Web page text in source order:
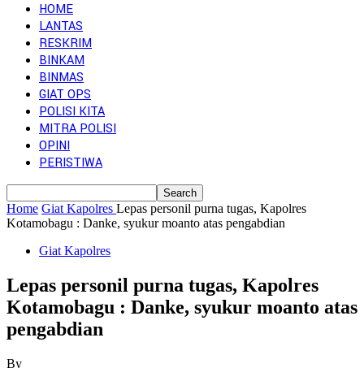
HOME
LANTAS
RESKRIM
BINKAM
BINMAS
GIAT OPS
POLISI KITA
MITRA POLISI
OPINI
PERISTIWA
Home Giat Kapolres Lepas personil purna tugas, Kapolres
Kotamobagu : Danke, syukur moanto atas pengabdian
Giat Kapolres
Lepas personil purna tugas, Kapolres
Kotamobagu : Danke, syukur moanto atas
pengabdian
By